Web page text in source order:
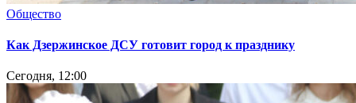
Общество
Как Дзержинское ДСУ готовит город к празднику
Сегодня, 12:00